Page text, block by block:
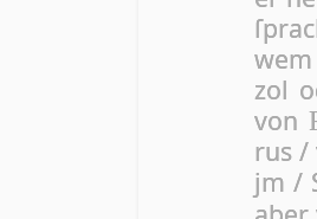
zol
von
rus /
jm /